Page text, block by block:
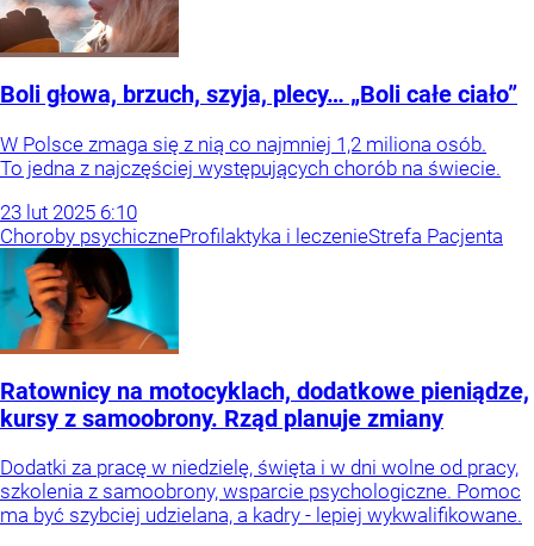
Boli głowa, brzuch, szyja, plecy… „Boli całe ciało”
W Polsce zmaga się z nią co najmniej 1,2 miliona osób.
To jedna z najczęściej występujących chorób na świecie.
23 lut 2025 6:10
Choroby psychiczneProfilaktyka i leczenieStrefa Pacjenta
Ratownicy na motocyklach, dodatkowe pieniądze,
kursy z samoobrony. Rząd planuje zmiany
Dodatki za pracę w niedzielę, święta i w dni wolne od pracy,
szkolenia z samoobrony, wsparcie psychologiczne. Pomoc
ma być szybciej udzielana, a kadry - lepiej wykwalifikowane.